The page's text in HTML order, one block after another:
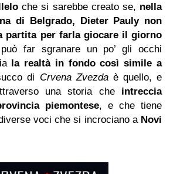
che si sarebbe creato se, nella
di Belgrado, Dieter Pauly non
partita per farla giocare il giorno
far sgranare un po’ gli occhi
la realtà in fondo così simile a
di Crvena Zvezdaè quello, e
una storia che intreccia
piemontese, e che tiene
voci che si incrociano a Novi